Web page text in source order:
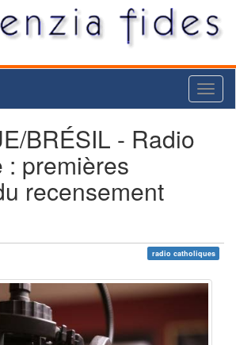
BRÉSIL - Radio
: premières
recensement
radio catholiques